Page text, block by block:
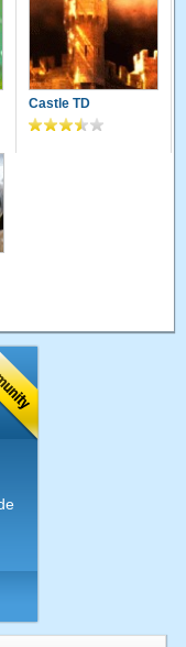
Castle TD